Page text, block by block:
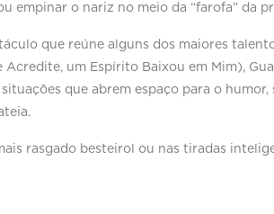
empinar o nariz no meio da “farofa” da
que reúne alguns dos maiores
Acredite, um Espírito Baixou em Mim),
que abrem espaço para o
rasgado besteirol ou nas tiradas